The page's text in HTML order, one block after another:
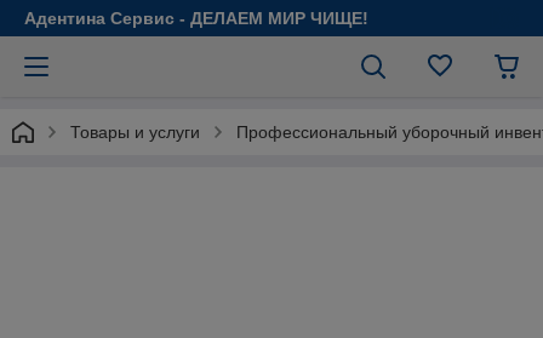
Адентина Сервис - ДЕЛАЕМ МИР ЧИЩЕ!
Товары и услуги Профессиональный уборочный